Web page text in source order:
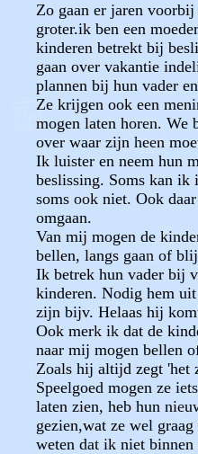
Zo gaan er jaren
groter.ik ben een
kinderen betrekt bij
gaan over vakantie
plannen bij hun vader
Ze krijgen ook een
mogen laten horen. We
over waar zijn heen
Ik luister en neem hun
beslissing. Soms kan ik
soms ook niet. Ook
omgaan.
Van mij mogen de
bellen, langs gaan of
Ik betrek hun vader bij
kinderen. Nodig hem
zijn bijv. Helaas hij
Ook merk ik dat de
naar mij mogen bellen
Zoals hij altijd zegt 'het
Speelgoed mogen ze
laten zien, heb hun
gezien,wat ze wel
weten dat ik niet binnen